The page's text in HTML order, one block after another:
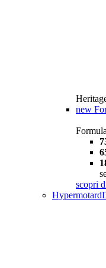
new
scopri
Hypermotard